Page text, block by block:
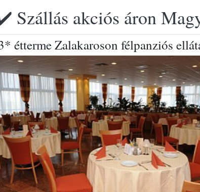
Szállás akciós áron
étterme Zalakaroson félpanziós